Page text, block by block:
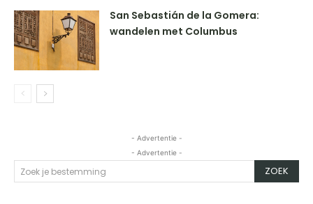
San Sebastián de la Gomera:
wandelen met Columbus
- Advertentie -
- Advertentie -
Zoek je bestemming ZOEK